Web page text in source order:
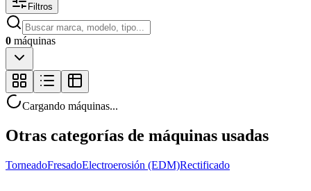
Filtros
0 máquinas
Cargando máquinas...
Otras categorías de máquinas usadas
TorneadoFresadoElectroerosión (EDM)Rectificado